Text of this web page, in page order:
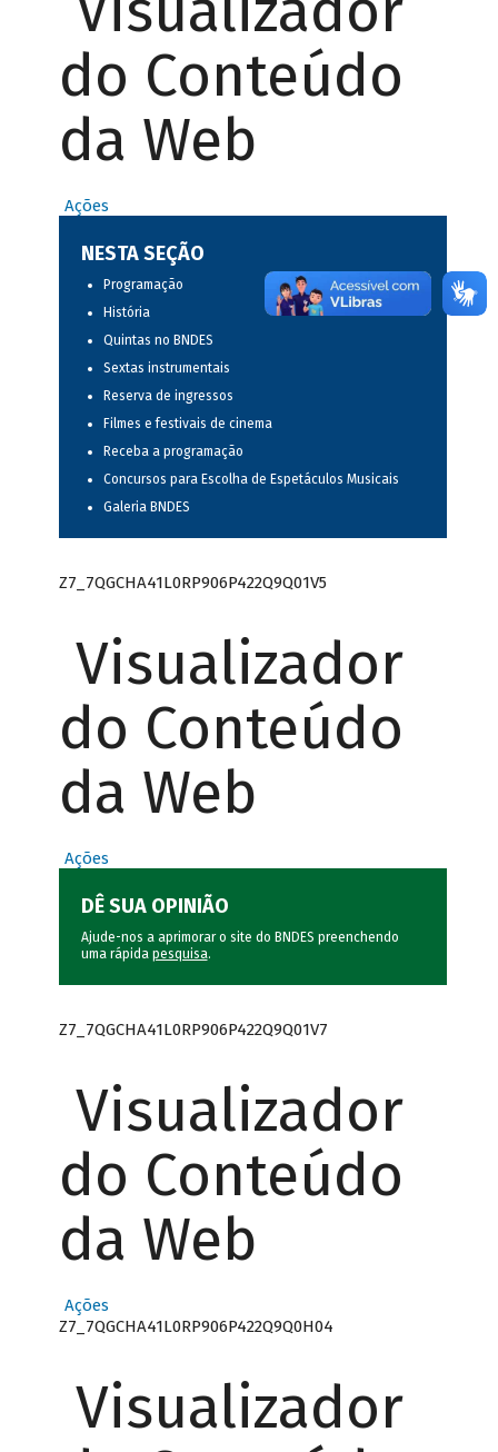
do Conteúdo
da Web
Ações
NESTA SEÇÃO
Programação
História
Quintas no BNDES
Sextas instrumentais
Reserva de ingressos
Filmes e festivais de cinema
Receba a programação
Concursos para Escolha de Espetáculos Musicais
Galeria BNDES
Z7_7QGCHA41L0RP906P422Q9Q01V5
Visualizador
do Conteúdo
da Web
Ações
DÊ SUA OPINIÃO
Ajude-nos a aprimorar o site do BNDES preenchendo
uma rápida pesquisa.
Z7_7QGCHA41L0RP906P422Q9Q01V7
Visualizador
do Conteúdo
da Web
Ações
Z7_7QGCHA41L0RP906P422Q9Q0H04
Visualizador